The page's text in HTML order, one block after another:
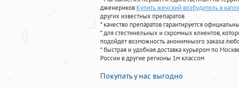
дженериков Купить женский возбудитель в
других известных препаратов
* качество препаратов гарантируется
* для стестинельных и скромных клиентов,
подойдет возможность анонимныого заказа
* быстрая и удобная доставка курьером по
России в другие регионы 1м классом
Покупать у нас выгодно